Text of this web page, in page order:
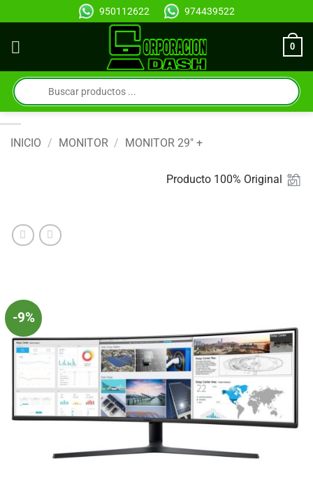
al
contenido
950112622 974439522
0
Búsqueda
de
productos
INICIO / MONITOR / MONITOR 29" +
Producto 100% Original
-9%